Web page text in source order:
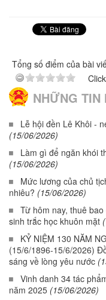
Tổng số điểm của bài
NHỮNG TIN
Lễ hội đền Lê Khôi -
(15/06/2026)
Làm gì để ngăn khói
(15/06/2026)
Mức lương của chủ
nhiêu? (15/06/2026)
Từ hôm nay, thuê
sinh trắc học khuôn mặt
KỶ NIỆM 130 NĂM
(15/6/1896-15/6/2026)
sáng về lòng yêu nước
Vinh danh 34 tác
năm 2025 (15/06/2026)